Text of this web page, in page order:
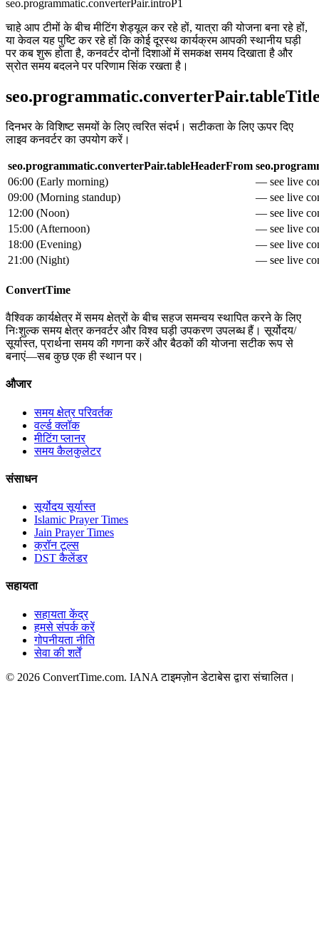
seo.programmatic.converterPair.introP1
चाहे आप टीमों के बीच मीटिंग शेड्यूल कर रहे हों, यात्रा की योजना बना रहे हों,
या केवल यह पुष्टि कर रहे हों कि कोई दूरस्थ कार्यक्रम आपकी स्थानीय घड़ी
पर कब शुरू होता है, कनवर्टर दोनों दिशाओं में समकक्ष समय दिखाता है और
स्रोत समय बदलने पर परिणाम सिंक रखता है।
दिनभर के विशिष्ट समयों के लिए त्वरित संदर्भ। सटीकता के लिए ऊपर दिए
लाइव कनवर्टर का उपयोग करें।
seo.programmatic.converterPair.tableHeaderFrom
06:00 (Early morning)
— see live
09:00 (Morning standup)
— see live
12:00 (Noon)
— see live
15:00 (Afternoon)
— see live
18:00 (Evening)
— see live
21:00 (Night) — see live
ConvertTime
वैश्विक कार्यक्षेत्र में समय क्षेत्रों के बीच सहज समन्वय स्थापित करने के लिए
निःशुल्क समय क्षेत्र कनवर्टर और विश्व घड़ी उपकरण उपलब्ध हैं। सूर्योदय/
सूर्यास्त, प्रार्थना समय की गणना करें और बैठकों की योजना सटीक रूप से
बनाएं—सब कुछ एक ही स्थान पर।
औजार
समय क्षेत्र परिवर्तक
वर्ल्ड क्लॉक
मीटिंग प्लानर
समय कैलकुलेटर
संसाधन
सूर्योदय सूर्यास्त
Islamic Prayer Times
Jain Prayer Times
क्रॉन टूल्स
DST कैलेंडर
सहायता
सहायता केंद्र
हमसे संपर्क करें
गोपनीयता नीति
सेवा की शर्तें
© 2026 ConvertTime.com. IANA टाइमज़ोन डेटाबेस द्वारा संचालित।